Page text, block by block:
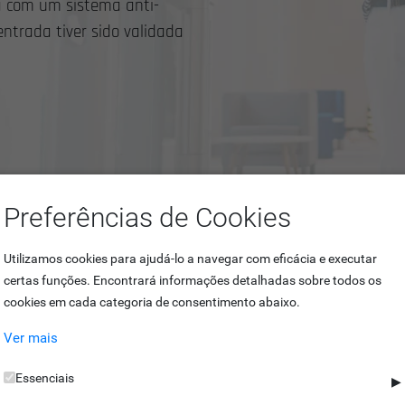
com um sistema anti-
tiver sido validada
quem entra e dar-te-ei
Preferências de Cookies
Utilizamos cookies para ajudá-lo a navegar com eficácia e executar
certas funções. Encontrará informações detalhadas sobre todos os
cookies em cada categoria de consentimento abaixo.
Ver mais
Essenciais ▶